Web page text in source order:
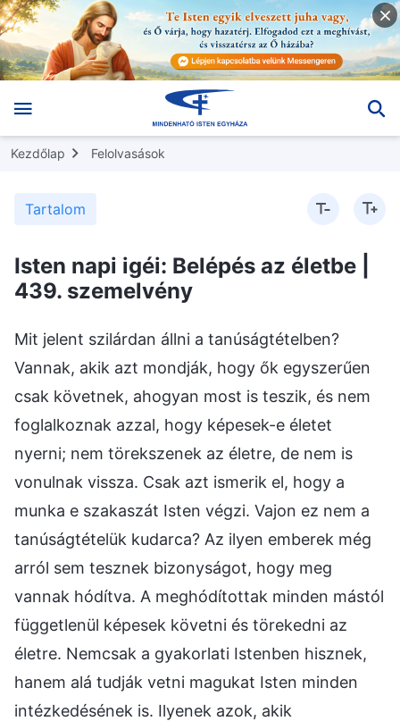
Kezdőlap Felolvasások
Tartalom
Isten napi igéi: Belépés az életbe |
439. szemelvény
Mit jelent szilárdan állni a tanúságtételben?
Vannak, akik azt mondják, hogy ők egyszerűen
csak követnek, ahogyan most is teszik, és nem
foglalkoznak azzal, hogy képesek-e életet
nyerni; nem törekszenek az életre, de nem is
vonulnak vissza. Csak azt ismerik el, hogy a
munka e szakaszát Isten végzi. Vajon ez nem a
tanúságtételük kudarca? Az ilyen emberek még
arról sem tesznek bizonyságot, hogy meg
vannak hódítva. A meghódítottak minden mástól
függetlenül képesek követni és törekedni az
életre. Nemcsak a gyakorlati Istenben hisznek,
hanem alá tudják vetni magukat Isten minden
intézkedésének is. Ilyenek azok, akik